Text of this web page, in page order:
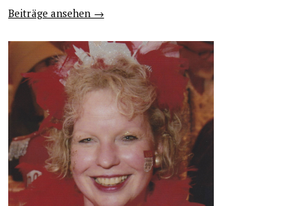
Beiträge ansehen →